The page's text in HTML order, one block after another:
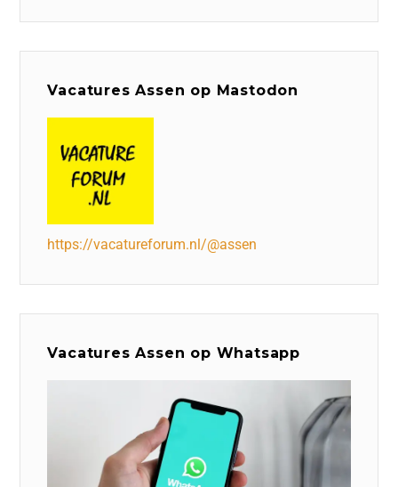
Vacatures Assen op Mastodon
https://vacatureforum.nl/@assen
Vacatures Assen op Whatsapp